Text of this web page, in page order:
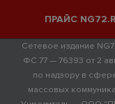
ПРАЙС
Сетевое издание
ФС 77 — 76393 от 2
по надзору в
массовых